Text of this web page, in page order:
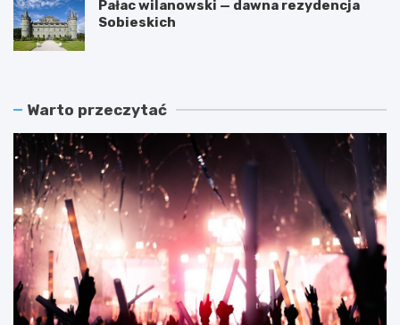
Pałac wilanowski — dawna rezydencja
Sobieskich
Warto przeczytać